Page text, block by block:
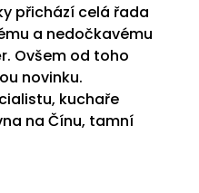
přichází celá řada
a nedočkavému
Ovšem od toho
novinku.
kuchaře
na Čínu, tamní